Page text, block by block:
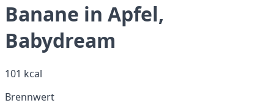
Banane in Apfel,
Babydream
101 kcal
Brennwert